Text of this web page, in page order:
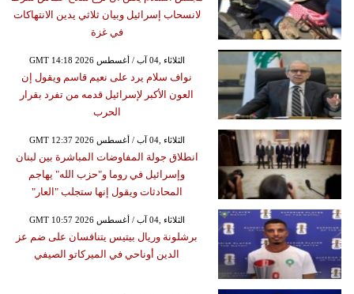
لانسحاب إسرائيل وبيان ثلاثي يدين الانتهاكات
في غزة
GMT 14:18 2026 الثلاثاء ,04 آب / أغسطس
نواف سلام يرد على نعيم قاسم ويقول إن
العون الأكبر لإسرائيل قدمه من تفرد بقرار
الحرب
GMT 12:37 2026 الثلاثاء ,04 آب / أغسطس
انطلاق جولة المفاوضات المباشرة بين لبنان
وإسرائيل في روما و"حزب الله" يهاجم
المحادثات ويقول إنها ستجلب "العار"
GMT 10:57 2026 الثلاثاء ,04 آب / أغسطس
برشلونة وريال بيتيس يتنافسان على ضم عز
الدين أوناحي في الميركاتو الصيفي